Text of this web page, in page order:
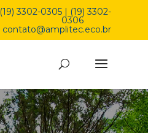
(19) 3302-0305 | (19) 3302-
0306
contato@amplitec.eco.br